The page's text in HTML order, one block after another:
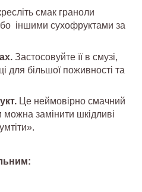
смак граноли
іншими сухофруктами за
Застосовуйте її в смузі,
для більшої поживності та
Це неймовірно смачний
можна замінити шкідливі